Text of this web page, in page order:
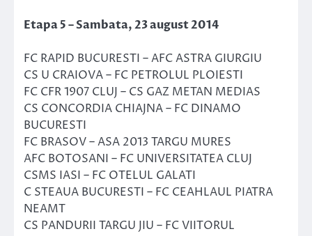
Etapa 5 – Sambata, 23 august 2014
FC RAPID BUCURESTI – AFC ASTRA GIURGIU
CS U CRAIOVA – FC PETROLUL PLOIESTI
FC CFR 1907 CLUJ – CS GAZ METAN MEDIAS
CS CONCORDIA CHIAJNA – FC DINAMO
BUCURESTI
FC BRASOV – ASA 2013 TARGU MURES
AFC BOTOSANI – FC UNIVERSITATEA CLUJ
CSMS IASI – FC OTELUL GALATI
C STEAUA BUCURESTI – FC CEAHLAUL PIATRA
NEAMT
CS PANDURII TARGU JIU – FC VIITORUL